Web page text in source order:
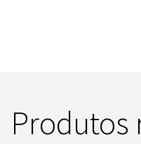
Produtos